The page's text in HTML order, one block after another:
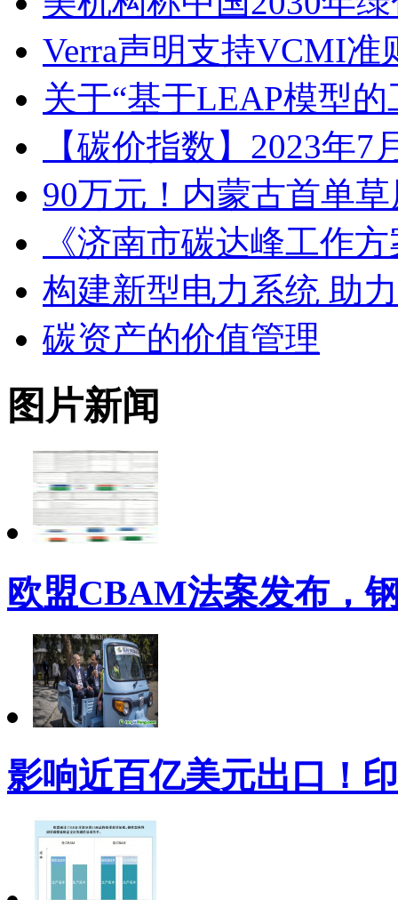
Verra声明支持VCMI
关于“基于LEAP模型
【碳价指数】2023年
90万元！内蒙古首单
《济南市碳达峰工作
构建新型电力系统 助
碳资产的价值管理
图片新闻
欧盟CBAM法案发布，
影响近百亿美元出口！